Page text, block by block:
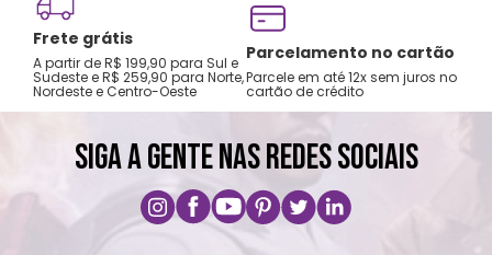
Frete grátis
A partir de R$ 199,90 para Sul e
Sudeste e R$ 259,90 para Norte,
Nordeste e Centro-Oeste
Parcelamento no cartão
Parcele em até 12x sem juros no
cartão de crédito
SIGA A GENTE NAS REDES SOCIAIS